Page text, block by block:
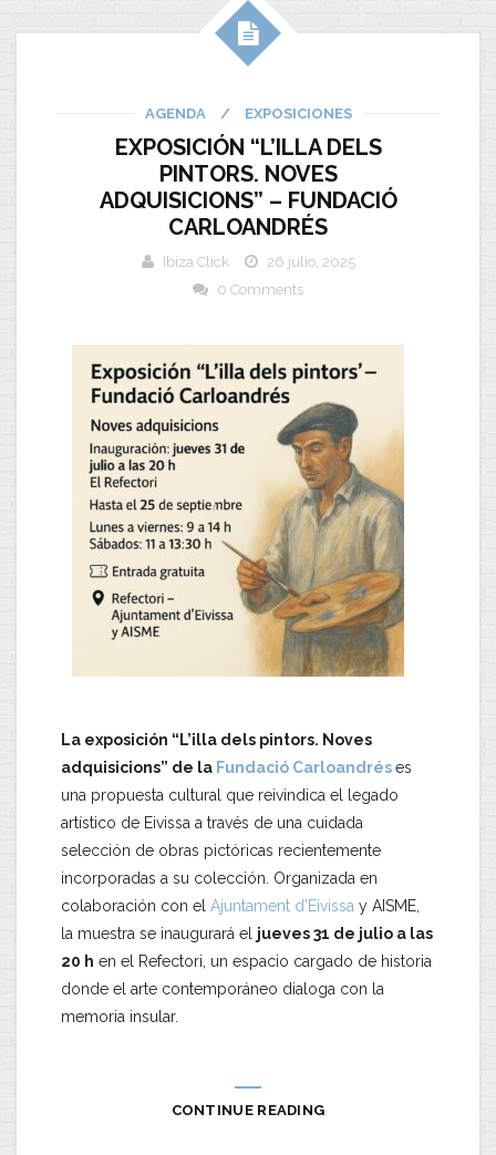
AGENDA / EXPOSICIONES
EXPOSICIÓN “L’ILLA DELS
PINTORS. NOVES
ADQUISICIONS” – FUNDACIÓ
CARLOANDRÉS
Ibiza Click
26 julio, 2025
0 Comments
La exposición “L’illa dels pintors. Noves
adquisicions” de la Fundació Carloandréses
una propuesta cultural que reivindica el legado
artístico de Eivissa a través de una cuidada
selección de obras pictóricas recientemente
incorporadas a su colección. Organizada en
colaboración con el Ajuntament d’Eivissa y AISME,
la muestra se inaugurará el jueves 31 de julio a las
20 h en el Refectori, un espacio cargado de historia
donde el arte contemporáneo dialoga con la
memoria insular.
CONTINUE READING